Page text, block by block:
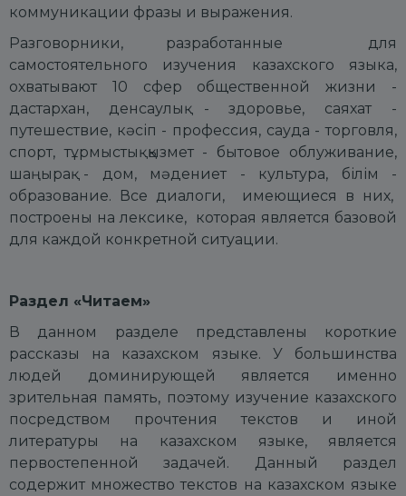
коммуникации фразы и выражения.
Разговорники, разработанные для
самостоятельного изучения казахского языка,
охватывают 10 сфер общественной жизни -
дастархан, денсаулық - здоровье, саяхат -
путешествие, кәсіп - профессия, сауда - торговля,
спорт, тұрмыстық қызмет - бытовое облуживание,
шаңырақ - дом, мәдениет - культура, білім -
образование. Все диалоги, имеющиеся в них,
построены на лексике, которая является базовой
для каждой конкретной ситуации.
Раздел «Читаем»
В данном разделе представлены короткие
рассказы на казахском языке. У большинства
людей доминирующей является именно
зрительная память, поэтому изучение казахского
посредством прочтения текстов и иной
литературы на казахском языке, является
первостепенной задачей. Данный раздел
содержит множество текстов на казахском языке